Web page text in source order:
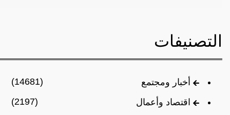
التصنيفات
أخبار ومجتمع
(14681)
اقتصاد وأعمال
(2197)